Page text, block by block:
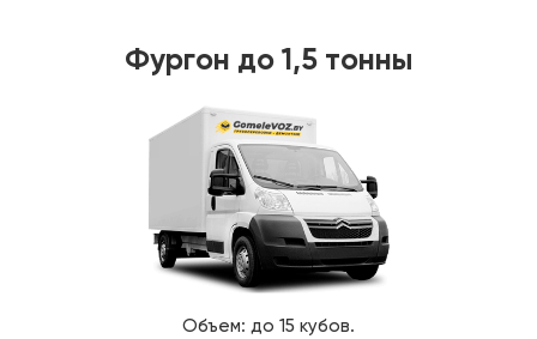
Фургон до 1,5 тонны
Объем: до 15 кубов.